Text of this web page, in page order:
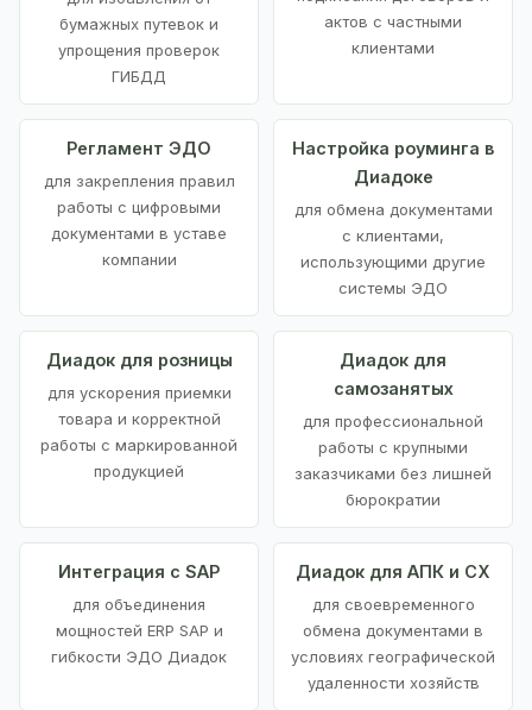
бумажных путевок и
упрощения проверок
ГИБДД
актов с частными
клиентами
Регламент ЭДО
для закрепления правил
работы с цифровыми
документами в уставе
компании
Настройка роуминга в
Диадоке
для обмена документами
с клиентами,
использующими другие
системы ЭДО
Диадок для розницы
для ускорения приемки
товара и корректной
работы с маркированной
продукцией
Диадок для
самозанятых
для профессиональной
работы с крупными
заказчиками без лишней
бюрократии
Интеграция с SAP
для объединения
мощностей ERP SAP и
гибкости ЭДО Диадок
Диадок для АПК и СХ
для своевременного
обмена документами в
условиях географической
удаленности хозяйств